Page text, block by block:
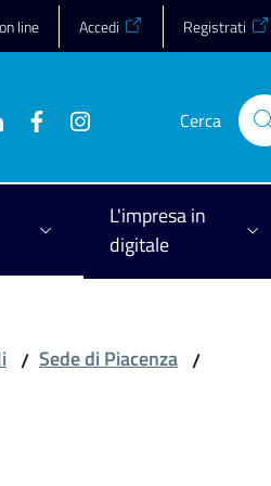
line Accedi Registrati
Cerca
L'impresa in
digitale
/ Sede di Piacenza /